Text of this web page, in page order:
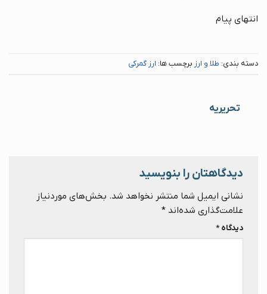
انتهای پیام
دسته بندی: طلا و ارز برچسب ها: ارز گمرکی
تحریریه
دیدگاهتان را بنویسید
نشانی ایمیل شما منتشر نخواهد شد. بخش‌های موردنیاز
علامت‌گذاری شده‌اند *
دیدگاه*